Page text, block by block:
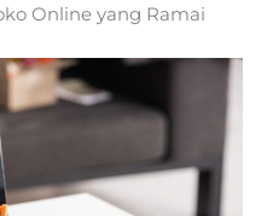
Online yang Ramai